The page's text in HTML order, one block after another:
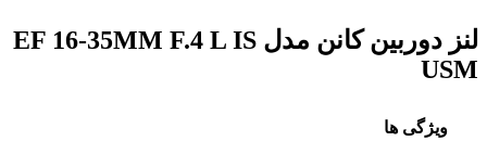
لنز دوربین کانن مدل EF 16-35MM F.4 L IS
USM
ویژگی ها